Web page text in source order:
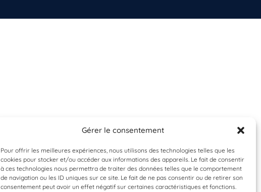
Gérer le consentement
Pour offrir les meilleures expériences, nous utilisons des technologies telles que les
cookies pour stocker et/ou accéder aux informations des appareils. Le fait de consentir
à ces technologies nous permettra de traiter des données telles que le comportement
de navigation ou les ID uniques sur ce site. Le fait de ne pas consentir ou de retirer son
consentement peut avoir un effet négatif sur certaines caractéristiques et fonctions.